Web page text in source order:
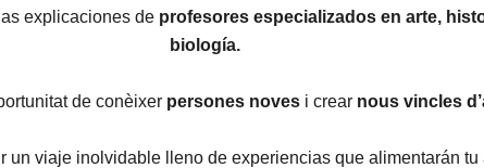
explicaciones de profesores especializados en arte,
biología.
de conèixer persones noves i crear nous vincles
un viaje inolvidable lleno de experiencias que alimentarán tu